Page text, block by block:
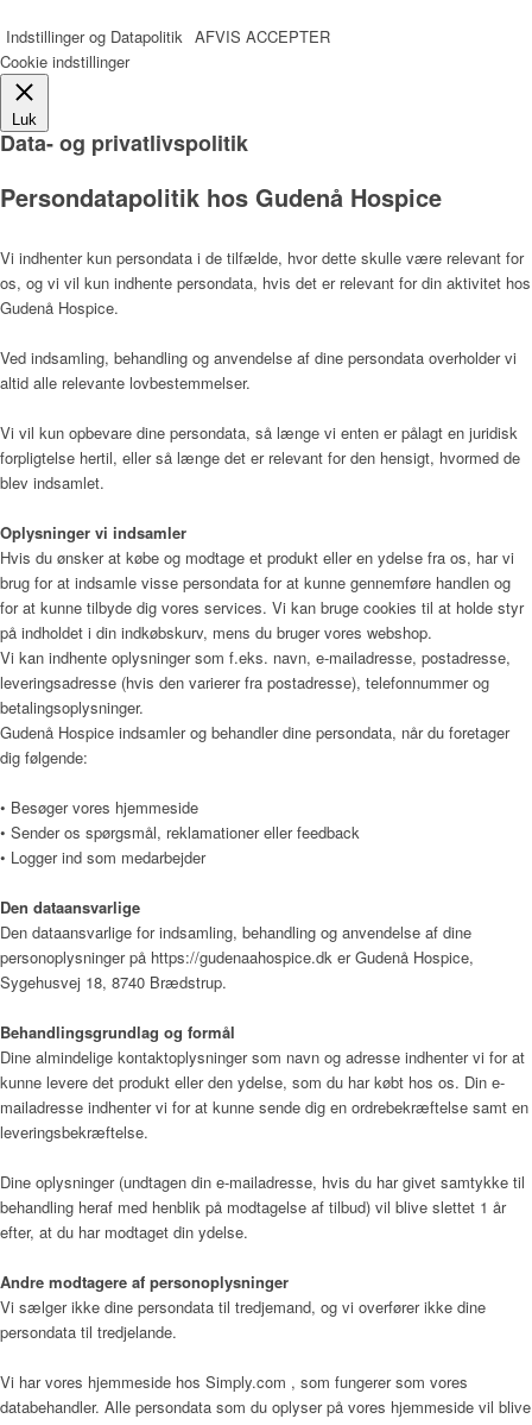
Værdier
Hospicefilosofi og palliation
Rammer
Kunst
Donationer
Galleri
Pjecer
Årsrapport 2018 (PDF)
Fagfolk
Henvisning
Publikationer
Patienter og pårørende
Indstillinger og Datapolitik AFVIS ACCEPTER
Cookie indstillinger
Luk
Data- og privatlivspolitik
Persondatapolitik hos Gudenå Hospice
Vi indhenter kun persondata i de tilfælde, hvor dette skulle være relevant for
os, og vi vil kun indhente persondata, hvis det er relevant for din aktivitet hos
Gudenå Hospice.
Ved indsamling, behandling og anvendelse af dine persondata overholder vi
altid alle relevante lovbestemmelser.
Vi vil kun opbevare dine persondata, så længe vi enten er pålagt en juridisk
forpligtelse hertil, eller så længe det er relevant for den hensigt, hvormed de
blev indsamlet.
Oplysninger vi indsamler
Hvis du ønsker at købe og modtage et produkt eller en ydelse fra os, har vi
brug for at indsamle visse persondata for at kunne gennemføre handlen og
for at kunne tilbyde dig vores services. Vi kan bruge cookies til at holde styr
på indholdet i din indkøbskurv, mens du bruger vores webshop.
Vi kan indhente oplysninger som f.eks. navn, e-mailadresse, postadresse,
leveringsadresse (hvis den varierer fra postadresse), telefonnummer og
betalingsoplysninger.
Gudenå Hospice indsamler og behandler dine persondata, når du foretager
dig følgende:
• Besøger vores hjemmeside
• Sender os spørgsmål, reklamationer eller feedback
• Logger ind som medarbejder
Den dataansvarlige
Den dataansvarlige for indsamling, behandling og anvendelse af dine
personoplysninger på https://gudenaahospice.dk erGudenå Hospice,
Sygehusvej 18, 8740 Brædstrup.
Behandlingsgrundlag og formål
Dine almindelige kontaktoplysninger som navn og adresse indhenter vi for at
kunne levere det produkt eller den ydelse, som du har købt hos os. Din e-
mailadresse indhenter vi for at kunne sende dig en ordrebekræftelse samt en
leveringsbekræftelse.
Dine oplysninger (undtagen din e-mailadresse, hvis du har givet samtykke til
behandling heraf med henblik på modtagelse af tilbud) vil blive slettet 1 år
efter, at du har modtaget din ydelse.
Andre modtagere af personoplysninger
Vi sælger ikke dine persondata til tredjemand, og vi overfører ikke dine
persondata til tredjelande.
Vi har vores hjemmeside hos Simply.com , som fungerer som vores
databehandler. Alle persondata som du oplyser på vores hjemmeside vil blive